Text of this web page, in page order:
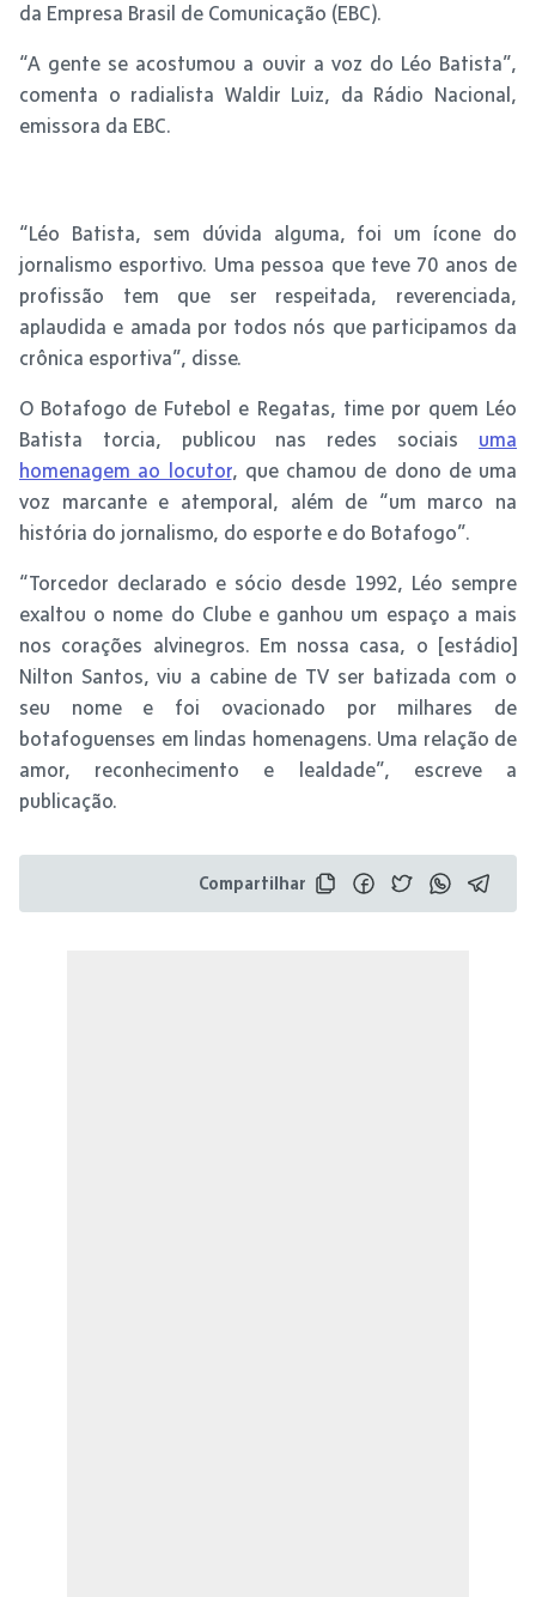
da Empresa Brasil de Comunicação (EBC).
“A gente se acostumou a ouvir a voz do Léo Batista”,
comenta o radialista Waldir Luiz, da Rádio Nacional,
emissora da EBC.
“Léo Batista, sem dúvida alguma, foi um ícone do
jornalismo esportivo. Uma pessoa que teve 70 anos de
profissão tem que ser respeitada, reverenciada,
aplaudida e amada por todos nós que participamos da
crônica esportiva”, disse.
O Botafogo de Futebol e Regatas, time por quem Léo
Batista torcia, publicou nas redes sociais uma
homenagem ao locutor, que chamou de dono de uma
voz marcante e atemporal, além de “um marco na
história do jornalismo, do esporte e do Botafogo”.
“Torcedor declarado e sócio desde 1992, Léo sempre
exaltou o nome do Clube e ganhou um espaço a mais
nos corações alvinegros. Em nossa casa, o [estádio]
Nilton Santos, viu a cabine de TV ser batizada com o
seu nome e foi ovacionado por milhares de
botafoguenses em lindas homenagens. Uma relação de
amor, reconhecimento e lealdade”, escreve a
publicação.
Compartilhar